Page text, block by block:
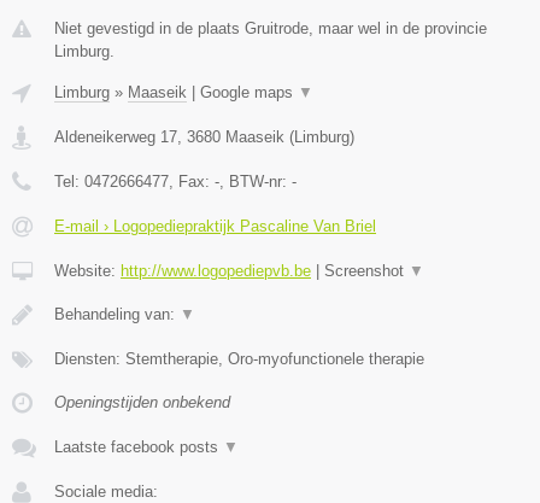
Niet gevestigd in de plaats Gruitrode, maar wel in de provincie
Limburg.
Limburg » Maaseik Google maps ▼
Aldeneikerweg 17, 3680 Maaseik (Limburg)
Tel: 0472666477, Fax: -, BTW-nr: -
E-mail › Logopediepraktijk Pascaline Van Briel
Website: http://www.logopediepvb.be Screenshot ▼
Behandeling van: ▼
Diensten: Stemtherapie, Oro-myofunctionele therapie
Openingstijden onbekend
Laatste facebook posts ▼
Sociale media: